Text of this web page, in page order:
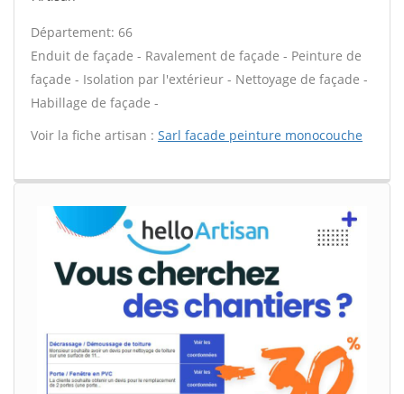
Département: 66
Enduit de façade - Ravalement de façade - Peinture de
façade - Isolation par l'extérieur - Nettoyage de façade -
Habillage de façade -
Voir la fiche artisan : Sarl facade peinture monocouche